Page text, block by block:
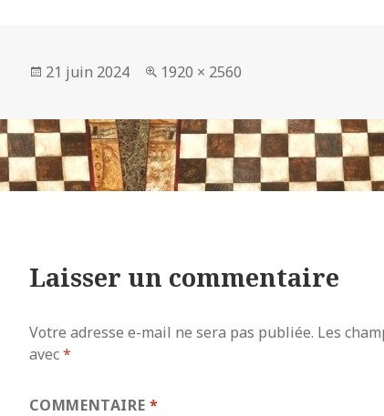
Publié
21 juin 2024
Taille
1920 × 2560
Laisser un commentaire
Votre adresse e-mail ne sera pas publiée. Les
avec*
COMMENTAIRE*